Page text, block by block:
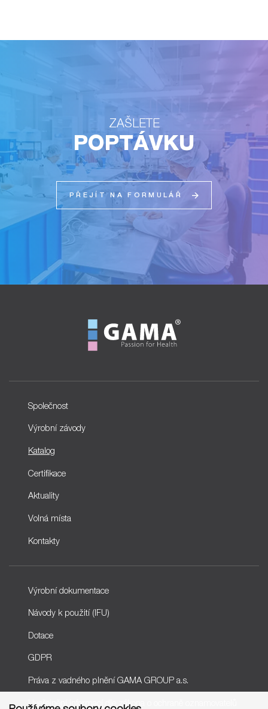
ZAŠLETE
POPTÁVKU
PŘEJÍT NA FORMULÁŘ
Společnost
Výrobní závody
Katalog
Certifikace
Aktuality
Volná místa
Kontakty
Výrobní dokumentace
Návody k použití (IFU)
Dotace
GDPR
Práva z vadného plnění GAMA GROUP a.s.
Uveřejnění informací dle zákona o ochraně oznamovatelů